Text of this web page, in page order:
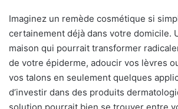
Imaginez un remède cosmétique si
certainement déjà dans votre domicile.
maison qui pourrait transformer
de votre épiderme, adoucir vos lèvres
vos talons en seulement quelques
d’investir dans des produits